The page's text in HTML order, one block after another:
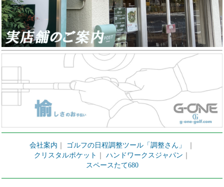
会社案内 ゴルフの日程調整ツール「調整さん」
クリスタルポケット
ハンドワークスジャパン
スペースたて680